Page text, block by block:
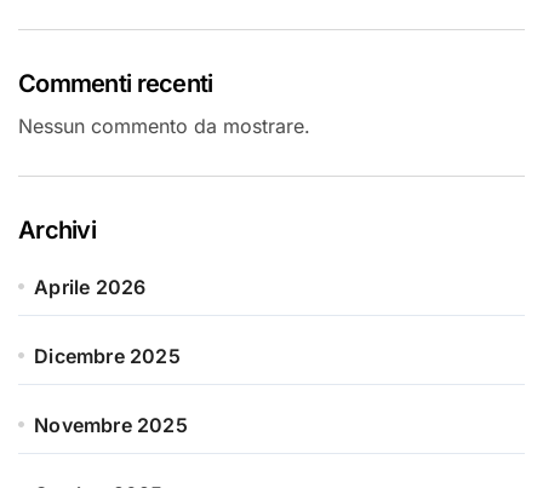
Commenti recenti
Nessun commento da mostrare.
Archivi
Aprile 2026
Dicembre 2025
Novembre 2025